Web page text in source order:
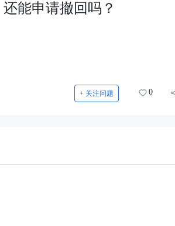
能申请撤回吗？
+ 关注问题 0